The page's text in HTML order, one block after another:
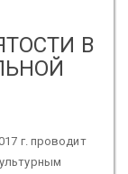
В
г. проводит